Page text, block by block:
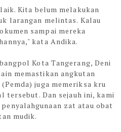
Kita belum melakukan
larangan melintas. Kalau
sampai mereka
kata Andika.
Kota Tangerang, Deni
memastikan angkutan
juga memeriksa kru
tersebut. Dan sejauh ini, kami
zat atau obat
mudik.